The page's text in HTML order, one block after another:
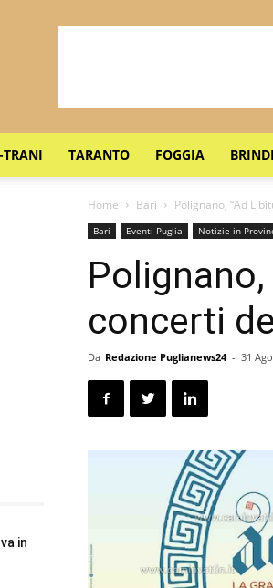
TRANI TARANTO FOGGIA
Home Bari Polignano, “Ad
Bari Eventi Puglia Notizie in
concerti
Da Redazione Puglianews24 - 31
in